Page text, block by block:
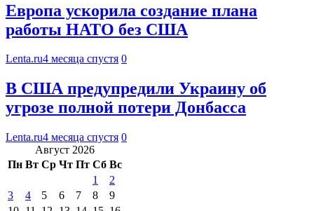
Европа ускорила создание плана
работы НАТО без США
Lenta.ru4 месяца спустя 0
В США предупредили Украину об
угрозе полной потери Донбасса
Lenta.ru4 месяца спустя 0
Август 2026
Пн Вт Ср Чт Пт Сб Вс
1
2
3
4 5 6 7 8
9